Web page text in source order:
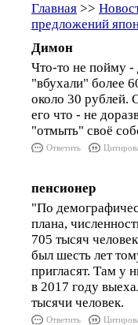
Главная >>
предложений
Димон
Что-то не пойму -
"вбухали" более
около 30 рублей.
его что - не
"отмыть" своё
Ответить
пенсионер
"По
плана,
705 тысяч
был шесть лет
пригласят. Там у
в 2017 году
тысячи человек.
Ответить